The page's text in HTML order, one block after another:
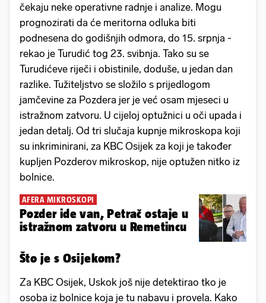
čekaju neke operativne radnje i analize. Mogu
prognozirati da će meritorna odluka biti
podnesena do godišnjih odmora, do 15. srpnja -
rekao je Turudić tog 23. svibnja. Tako su se
Turudićeve riječi i obistinile, doduše, u jedan dan
razlike. Tužiteljstvo se složilo s prijedlogom
jamčevine za Pozdera jer je već osam mjeseci u
istražnom zatvoru. U cijeloj optužnici u oči upada i
jedan detalj. Od tri slučaja kupnje mikroskopa koji
su inkriminirani, za KBC Osijek za koji je također
kupljen Pozderov mikroskop, nije optužen nitko iz
bolnice.
AFERA MIKROSKOPI
Pozder ide van, Petrač ostaje u
istražnom zatvoru u Remetincu
Što je s Osijekom?
Za KBC Osijek, Uskok još nije detektirao tko je
osoba iz bolnice koja je tu nabavu i provela. Kako